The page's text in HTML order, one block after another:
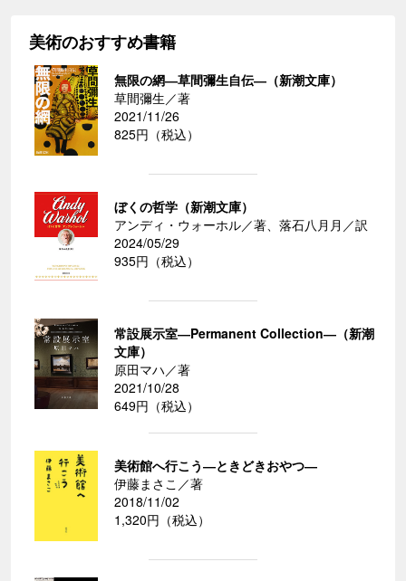
美術のおすすめ書籍
無限の網―草間彌生自伝―（新潮文庫）
草間彌生／著
2021/11/26
825円（税込）
ぼくの哲学（新潮文庫）
アンディ・ウォーホル／著、落石八月月／訳
2024/05/29
935円（税込）
常設展示室―Permanent Collection―（新潮
文庫）
原田マハ／著
2021/10/28
649円（税込）
美術館へ行こう―ときどきおやつ―
伊藤まさこ／著
2018/11/02
1,320円（税込）